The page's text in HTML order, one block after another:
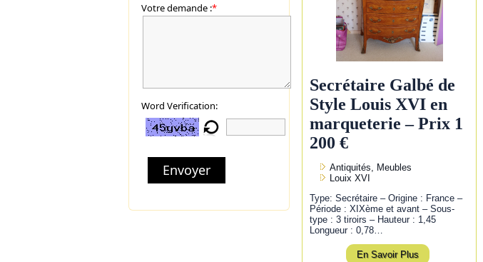
Votre demande :*
Word Verification:
Envoyer
Secrétaire Galbé de
Style Louis XVI en
marqueterie – Prix 1
200 €
Antiquités, Meubles
Louix XVI
Type: Secrétaire – Origine : France –
Période : XIXème et avant – Sous-
type : 3 tiroirs – Hauteur : 1,45
Longueur : 0,78…
En Savoir Plus